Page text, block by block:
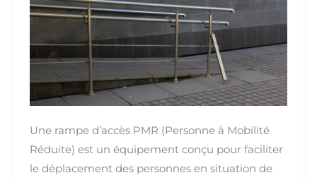
Une rampe d’accès PMR (Personne à Mobilité
Réduite) est un équipement conçu pour faciliter
le déplacement des personnes en situation de
ERP
Guide